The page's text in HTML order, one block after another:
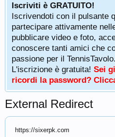
Iscriviti è GRATUITO!
Iscrivendoti con il pulsante
partecipare attivamente
pubblicare video e foto,
conoscere tanti amici che
passione per il
L'iscrizione è gratuita! Sei
ricordi la password?
External Redirect
https://sixerpk.com